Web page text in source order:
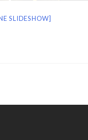
SLIDESHOW]